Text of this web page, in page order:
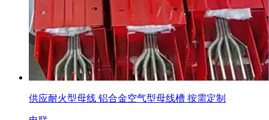
供应耐火型母线 铝合金空气型母线槽 按需定制